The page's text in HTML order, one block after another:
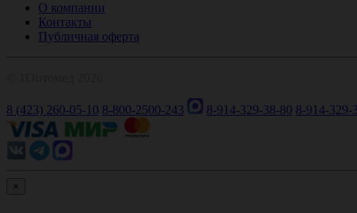
О компании
Контакты
Публичная оферта
8 (423) 260-05-10 8-800-2500-243 8-914-329-38-80 8-914-329-
×